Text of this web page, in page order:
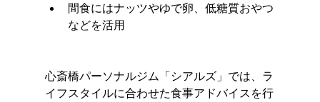
間食にはナッツやゆで卵、低糖質おやつ
などを活用
心斎橋パーソナルジム「シアルズ」では、ラ
イフスタイルに合わせた食事アドバイスを行